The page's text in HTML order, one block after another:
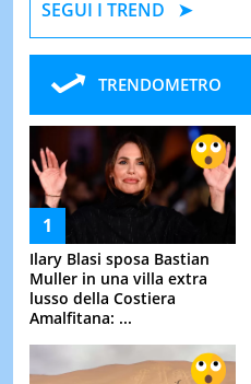
SEGUI I TREND
TRENDOMETRO
Ilary Blasi sposa Bastian
Muller in una villa extra
lusso della Costiera
Amalfitana: ...